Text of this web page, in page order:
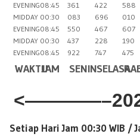
EVENING08:45 361 422 588
MIDDAY 00:30 083 696 010
EVENING08:45 550 467 607
MIDDAY 00:30 437 228 190
EVENING08:45 922 747 475
WAKTUJAM SENINSELASA
Setiap Hari Jam 00:30 WIB /